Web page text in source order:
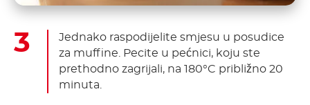
Jednako raspodijelite smjesu u posudice
za muffine. Pecite u pećnici, koju ste
prethodno zagrijali, na 180°C približno 20
minuta.